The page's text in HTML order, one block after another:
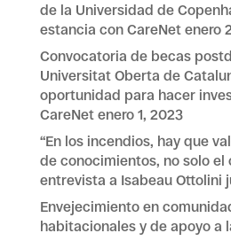
de la Universidad de
estancia con CareNet enero
Convocatoria de becas
Universitat Oberta de
oportunidad para hacer
CareNet enero 1, 2023
“En los incendios, hay que
de conocimientos, no solo el
entrevista a Isabeau Ottolini
Envejecimiento en
habitacionales y de apoyo a